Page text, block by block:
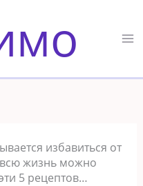
избавиться от
всю жизнь можно
5 рецептов…